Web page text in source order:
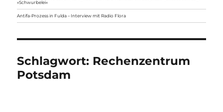
»Schwurbelei«
Antifa-Prozess in Fulda – Interview mit Radio Flora
Schlagwort: Rechenzentrum
Potsdam